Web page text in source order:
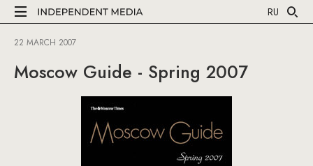
RU
22 MARCH 2007
Moscow Guide - Spring 2007